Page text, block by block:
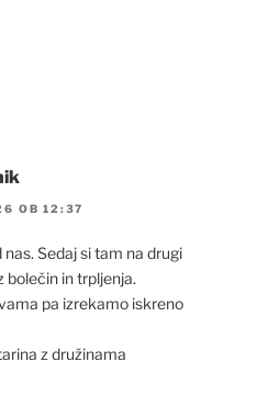
OB 12:37
Sedaj si tam na drugi
in trpljenja.
pa izrekamo iskreno
z družinama